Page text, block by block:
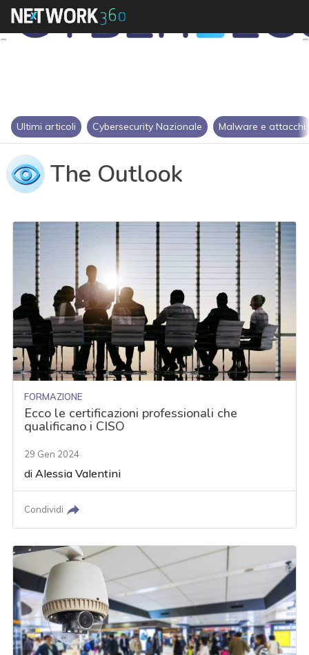
Ultimi articoli Cybersecurity Nazionale Malware e attacchi
The Outlook
FORMAZIONE
Ecco le certificazioni professionali che
qualificano i CISO
29 Gen 2024
diAlessia Valentini
Condividi